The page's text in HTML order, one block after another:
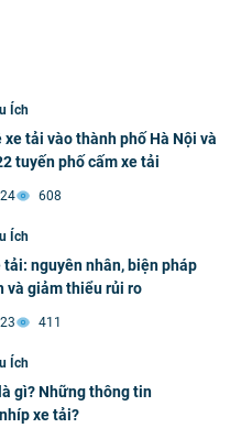
Ích
xe tải vào thành phố Hà Nội và
tuyến phố cấm xe tải
608
Ích
tải: nguyên nhân, biện pháp
và giảm thiểu rủi ro
411
Ích
gì? Những thông tin
xe tải?